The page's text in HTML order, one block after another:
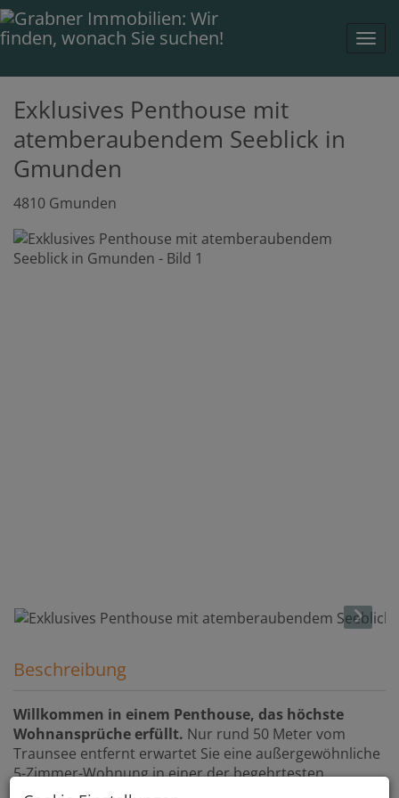
Exklusives Penthouse mit
atemberaubendem Seeblick in
Gmunden
4810 Gmunden
Beschreibung
Willkommen in einem Penthouse, das höchste
Wohnansprüche erfüllt. Nur rund 50 Meter vom
Traunsee entfernt erwartet Sie eine außergewöhnliche
5-Zimmer-Wohnung in einer der begehrtesten
Wohnlagen Gmundens. Der unverbaubare